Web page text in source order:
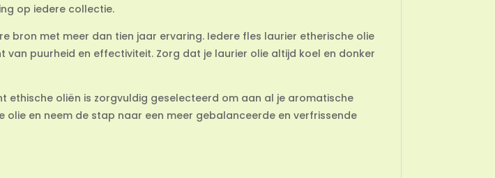
op iedere collectie.
bron met meer dan tien jaar ervaring. Iedere fles laurier etherische olie
puurheid en effectiviteit. Zorg dat je laurier olie altijd koel en donker
ethische oliën is zorgvuldig geselecteerd om aan al je aromatische
en neem de stap naar een meer gebalanceerde en verfrissende